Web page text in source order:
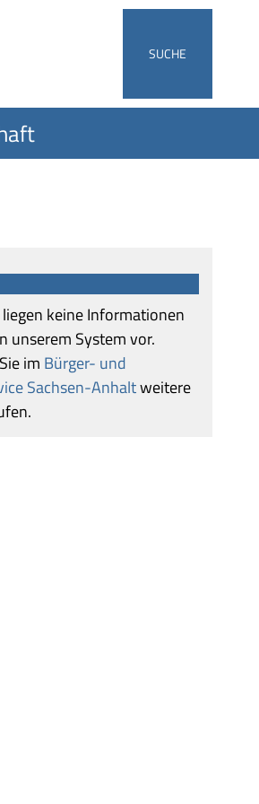
SUCHE
keine Informationen
unserem System vor.
im Bürger- und
Sachsen-Anhaltweitere